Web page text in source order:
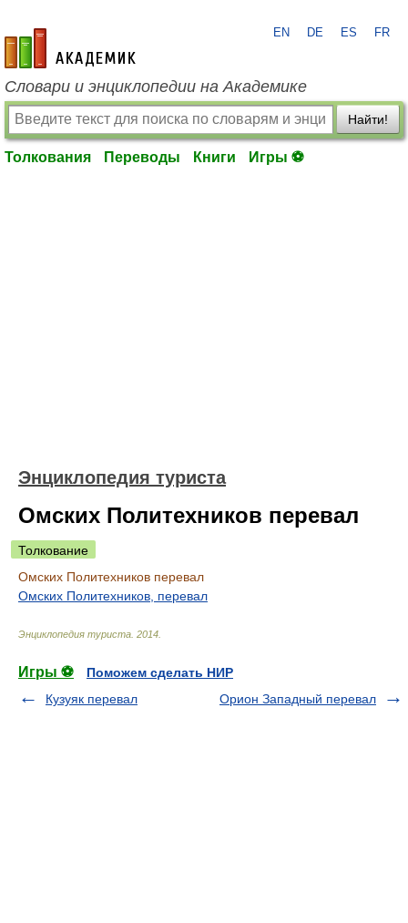
academic.ru
EN DE ES FR
Словари и энциклопедии на Академике
Найти!
Толкования Переводы Книги Игры ⚽
Энциклопедия туриста
Омских Политехников перевал
Толкование
Омских Политехников перевал
Омских Политехников, перевал
Энциклопедия туриста 2014
Игры ⚽
Поможем сделать НИР
Кузуяк перевал
Орион Западный перевал